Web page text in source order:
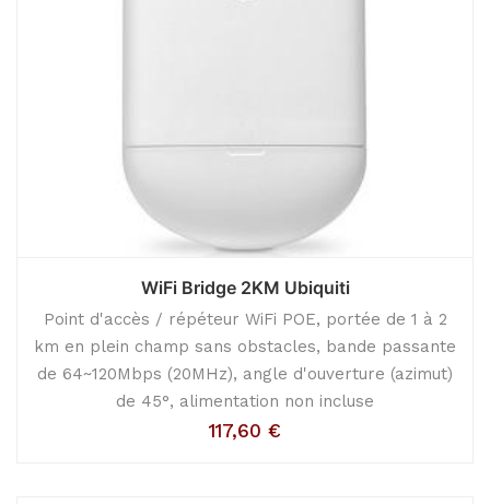
WiFi Bridge 2KM Ubiquiti
Point d'accès / répéteur WiFi POE, portée de 1 à 2
km en plein champ sans obstacles, bande passante
de 64~120Mbps (20MHz), angle d'ouverture (azimut)
de 45°, alimentation non incluse
117,60 €